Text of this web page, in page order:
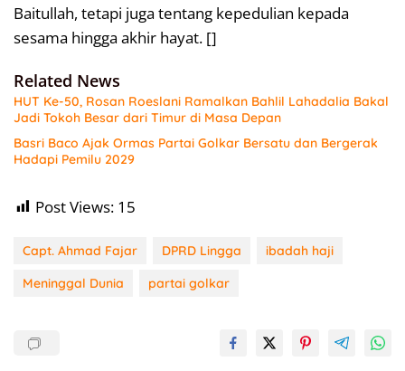
Baitullah, tetapi juga tentang kepedulian kepada
sesama hingga akhir hayat. []
Related News
HUT Ke-50, Rosan Roeslani Ramalkan Bahlil Lahadalia Bakal
Jadi Tokoh Besar dari Timur di Masa Depan
Basri Baco Ajak Ormas Partai Golkar Bersatu dan Bergerak
Hadapi Pemilu 2029
Post Views: 15
Capt. Ahmad Fajar DPRD Lingga
ibadah haji
Meninggal Dunia
partai golkar